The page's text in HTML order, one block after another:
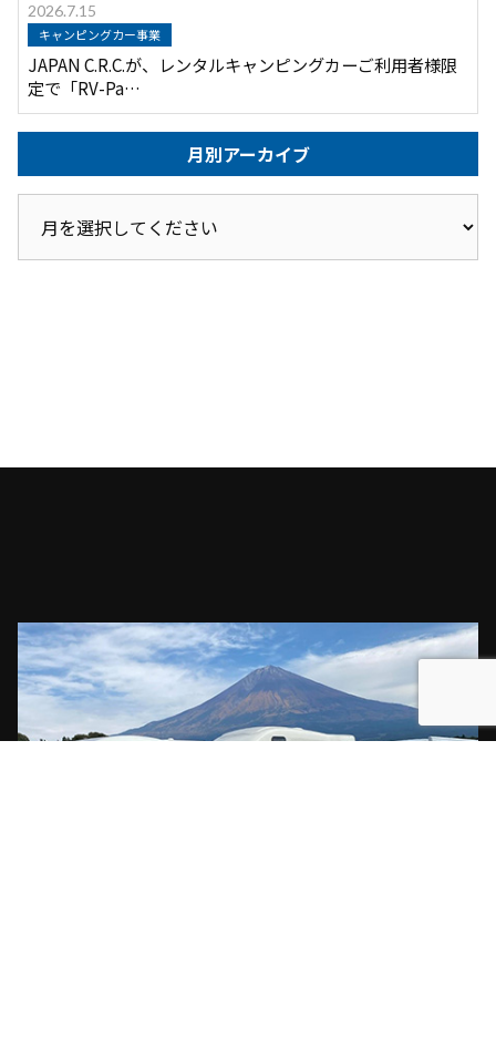
2026.7.15
キャンピングカー事業
JAPAN C.R.C.が、レンタルキャンピングカーご利用者様限
定で「RV-Pa…
月別アーカイブ